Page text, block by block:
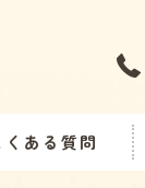
くある質問